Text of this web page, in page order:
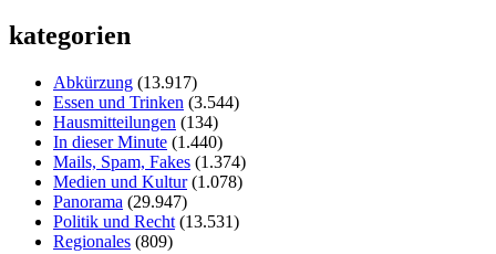
kategorien
Abkürzung (13.917)
Essen und Trinken (3.544)
Hausmitteilungen (134)
In dieser Minute (1.440)
Mails, Spam, Fakes (1.374)
Medien und Kultur(1.078)
Panorama (29.947)
Politik und Recht (13.531)
Regionales (809)